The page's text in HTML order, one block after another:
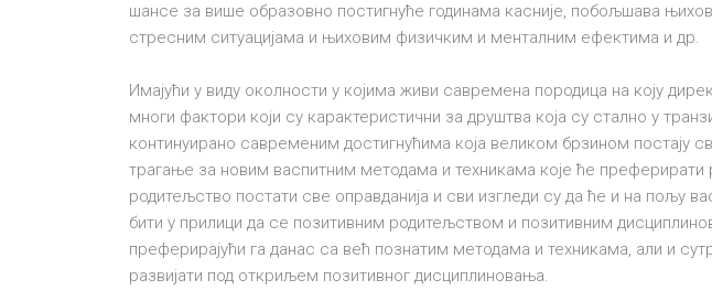
шансе за више образовно постигнуће годинама касније, побољшава
стресним ситуацијама и њиховим физичким и менталним ефектима и др.
Имајући у виду околности у којима живи савремена породица на коју
многи фактори који су карактеристични за друштва која су стално у
континуирано савременим достигнућима која великом брзином постају
трагање за новим васпитним методама и техникама које ће преферирати
родитељство постати све опрaвданија и сви изгледи су да ће и на пољу
бити у прилици да се позитивним родитељством и позитивним
преферирајући га данас са већ познатим методама и техникама, али и
развијати под откриљем позитивног дисциплиновања.